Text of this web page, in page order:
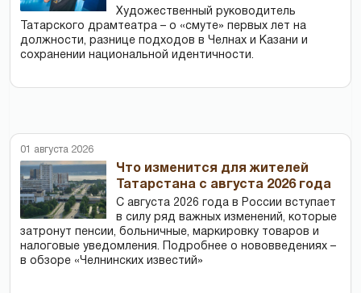
Художественный руководитель
Татарского драмтеатра – о «смуте» первых лет на
должности, разнице подходов в Челнах и Казани и
сохранении национальной идентичности.
01 августа 2026
Что изменится для жителей
Татарстана с августа 2026 года
С августа 2026 года в России вступает
в силу ряд важных изменений, которые
затронут пенсии, больничные, маркировку товаров и
налоговые уведомления. Подробнее о нововведениях –
в обзоре «Челнинских известий»